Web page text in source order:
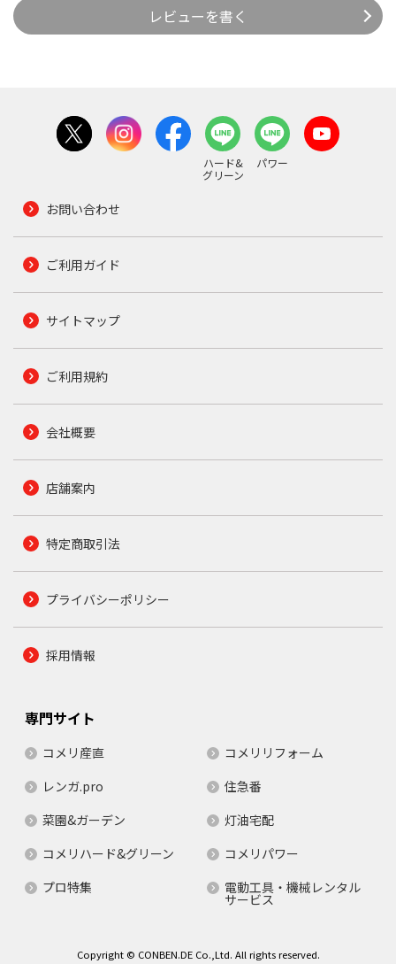
レビューを書く
ハード&
グリーン
パワー
お問い合わせ
ご利用ガイド
サイトマップ
ご利用規約
会社概要
店舗案内
特定商取引法
プライバシーポリシー
採用情報
専門サイト
コメリ産直
コメリリフォーム
レンガ.pro
住急番
菜園&ガーデン
灯油宅配
コメリハード&グリーン
コメリパワー
プロ特集
電動工具・機械レンタル
サービス
Copyright © CONBEN.DE Co.,Ltd. All rights reserved.